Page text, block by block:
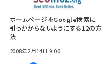
ホームページをGoogle検索に
引っかからないようにする12の方
法
2008年2月14日 9:00